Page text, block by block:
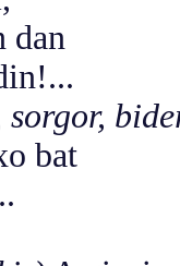
bidera
bat